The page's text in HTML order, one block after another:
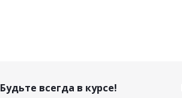
Будьте всегда в курсе!